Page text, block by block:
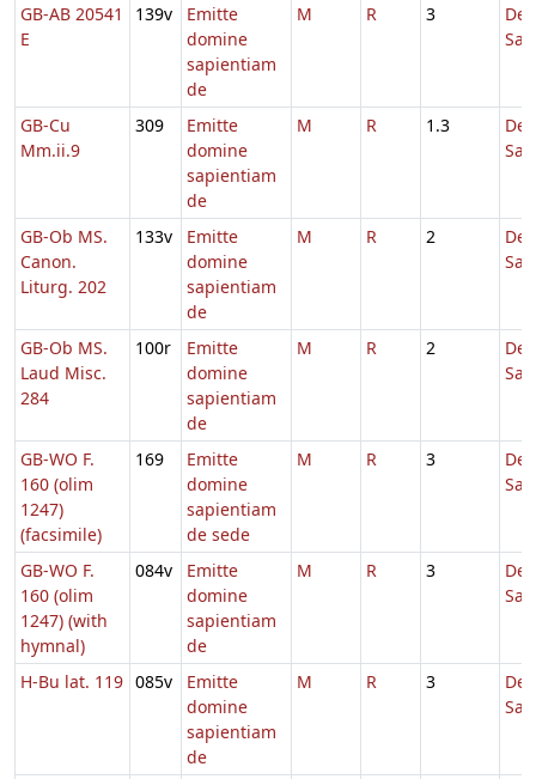
GB-AB 20541
E
139v
Emitte
domine
sapientiam
de
M R 3
De
GB-Cu
Mm.ii.9
309
Emitte
domine
sapientiam
de
M R 1.3
De
GB-Ob MS.
Canon.
Liturg. 202
133v
Emitte
domine
sapientiam
de
M R 2
De
GB-Ob MS.
Laud Misc.
284
100r
Emitte
domine
sapientiam
de
M R 2
De
GB-WO F.
160 (olim
1247)
(facsimile)
169
Emitte
domine
sapientiam
de sede
M R 3
De
GB-WO F.
160 (olim
1247) (with
hymnal)
084v
Emitte
domine
sapientiam
de
M R 3
De
H-Bu lat. 119 085v
Emitte
domine
sapientiam
de
M R 3
De